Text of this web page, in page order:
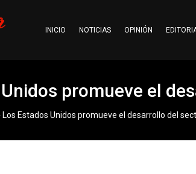
INICIO NOTICIAS OPINIÓN
promueve el
Los Estados Unidos promueve el desarrollo del